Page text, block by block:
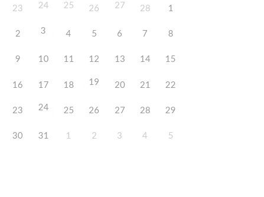
23 24 25 26 27 28 1
2 3 4 5 6 7 8
9 10 11 12 13 14 15
16 17 18 19 20 21 22
23 24 25 26 27 28 29
30 31 1 2 3 4 5